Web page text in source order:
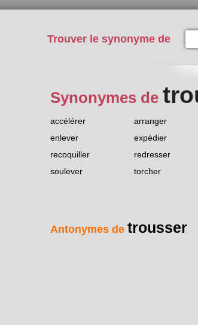
Trouver le synonyme de
Synonymes de
accélérer arranger
enlever
expédier
recoquiller
redresser
soulever
torcher
Antonymes de trousser